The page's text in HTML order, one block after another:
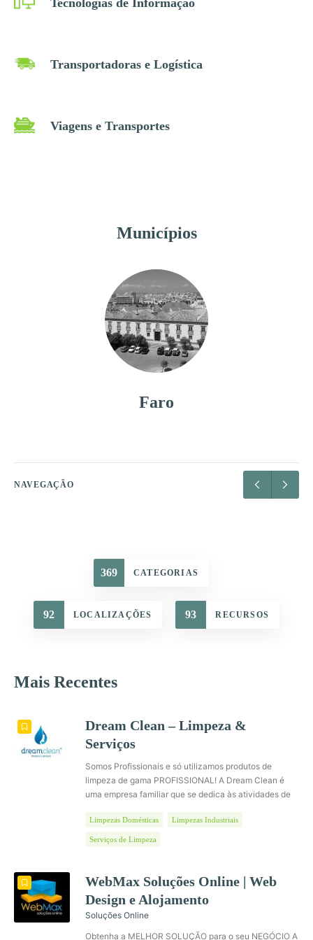
Transportadoras e Logística
Viagens e Transportes
Municípios
Faro
NAVEGAÇÃO
369 CATEGORIAS
92 LOCALIZAÇÕES 93 RECURSOS
Mais Recentes
Dream Clean – Limpeza &
Serviços
Somos Profissionais e só utilizamos produtos de
limpeza de gama PROFISSIONAL! A Dream Clean é
uma empresa familiar que se dedica às atividades de
Janeiro de 2010, é constituída por uma equipa
dinâmica e responsável, que procura ir ao encontro
ajuda de Colaboradores Profissionais e utilização de
Produtos Certificados. A qualidade dos serviços de
limpeza, a pontualidade e produtividade são aspectos
fundamentais para garantir a satisfação dos clientes.
Cada colaborador tem formação adequada a cada
Limpezas Domésticas Limpezas Industriais
Serviços de Limpeza
WebMax Soluções Online | Web
Design e Alojamento
Soluções Online
Obtenha a MELHOR SOLUÇÃO para o seu NEGÓCIO A